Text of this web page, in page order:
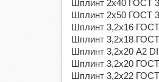
Шплинт 2х40 ГОСТ
Шплинт 2х50 ГОСТ
Шплинт 3,2х16
Шплинт 3,2х18
Шплинт 3,2х20 А2
Шплинт 3,2х20
Шплинт 3,2х22